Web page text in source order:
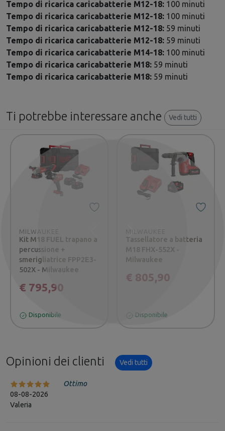
Tempo di ricarica caricabatterie M12-18: 100 minuti
Tempo di ricarica caricabatterie M12-18: 100 minuti
Tempo di ricarica caricabatterie M12-18: 59 minuti
Tempo di ricarica caricabatterie M12-18: 59 minuti
Tempo di ricarica caricabatterie M14-18: 100 minuti
Tempo di ricarica caricabatterie M18: 59 minuti
Tempo di ricarica caricabatterie M18: 59 minuti
Ti potrebbe interessare anche Vedi tutti
MILWAUKEE
Kit M18 FUEL trapano a
percussione +
smerigliatrice FPP2E3-
502X - Milwaukee
€ 795,90
Disponibile
MILWAUKEE
Tassellatore a batteria
M18 FHX-552X -
Milwaukee
€ 805,90
Disponibile
PrecedenteSuccessivo
Opinioni dei clienti Vedi tutti
08-08-2026
Valeria
Ottimo